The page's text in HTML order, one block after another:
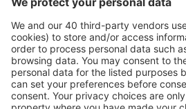
Žao nam je, ne možemo
rezultate
Pokušajte još jednom kad izaberete